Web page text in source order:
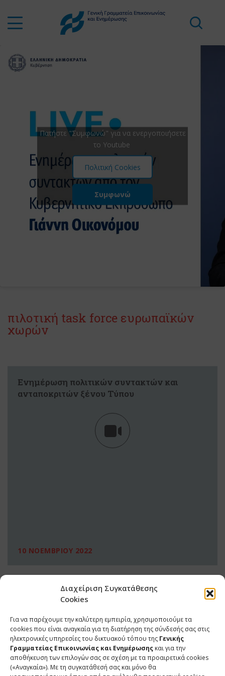
Διαχείριση Συγκατάθεσης
Cookies
Για να παρέχουμε την καλύτερη εμπειρία, χρησιμοποιούμε τα
cookies που είναι αναγκαία για τη διατήρηση της σύνδεσής σας στις
ηλεκτρονικές υπηρεσίες του δικτυακού τόπου της Γενικής
Γραμματείας Επικοινωνίας και Ενημέρωσης και για την
αποθήκευση των επιλογών σας σε σχέση με τα προαιρετικά cookies
(«Αναγκαία»). Με τη συγκατάθεσή σας και μόνο θα
Πατήστε "Συμφωνώ" για να ενεργοποιήσετε
το Youtube
Πολιτική Cookies
Συμφωνώ
πιλοτική task force ευρωπαϊκών
χωρών
Ενημέρωση πολιτικών συντακτών και
ανταποκριτών ξένου Τύπου
10 ΝΟΕΜΒΡΙΟΥ 2022
ΕΠΙΚΟΙΝΩΝΙΑ